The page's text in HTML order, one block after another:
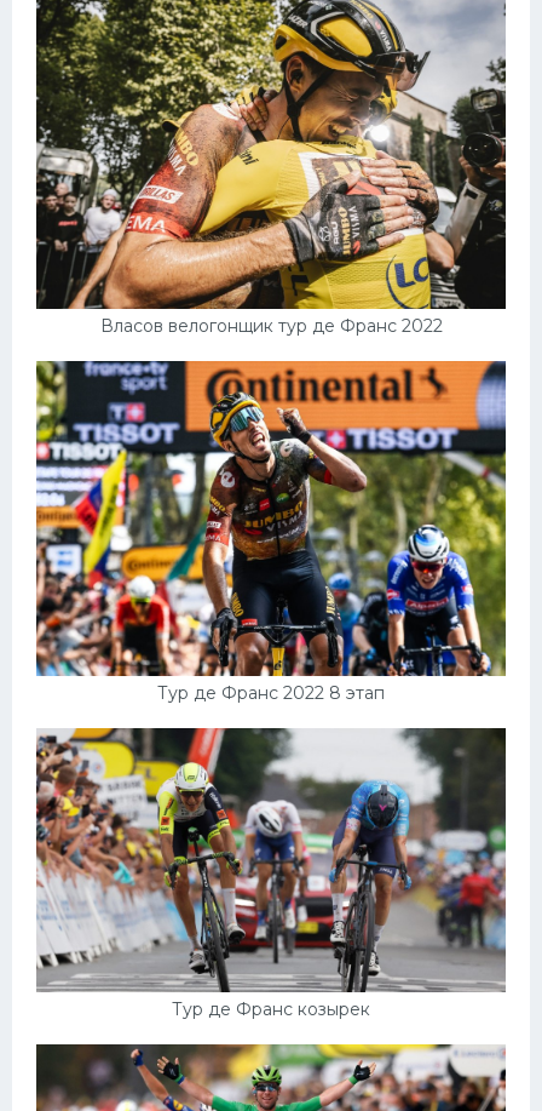
Власов велогонщик тур де Франс 2022
Тур де Франс 2022 8 этап
Тур де Франс козырек